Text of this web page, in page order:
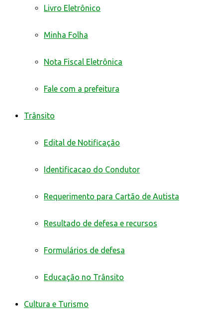
Livro Eletrônico
Minha Folha
Nota Fiscal Eletrônica
Fale com a prefeitura
Trânsito
Edital de Notificação
Identificacao do Condutor
Requerimento para Cartão de Autista
Resultado de defesa e recursos
Formulários de defesa
Educação no Trânsito
Cultura e Turismo